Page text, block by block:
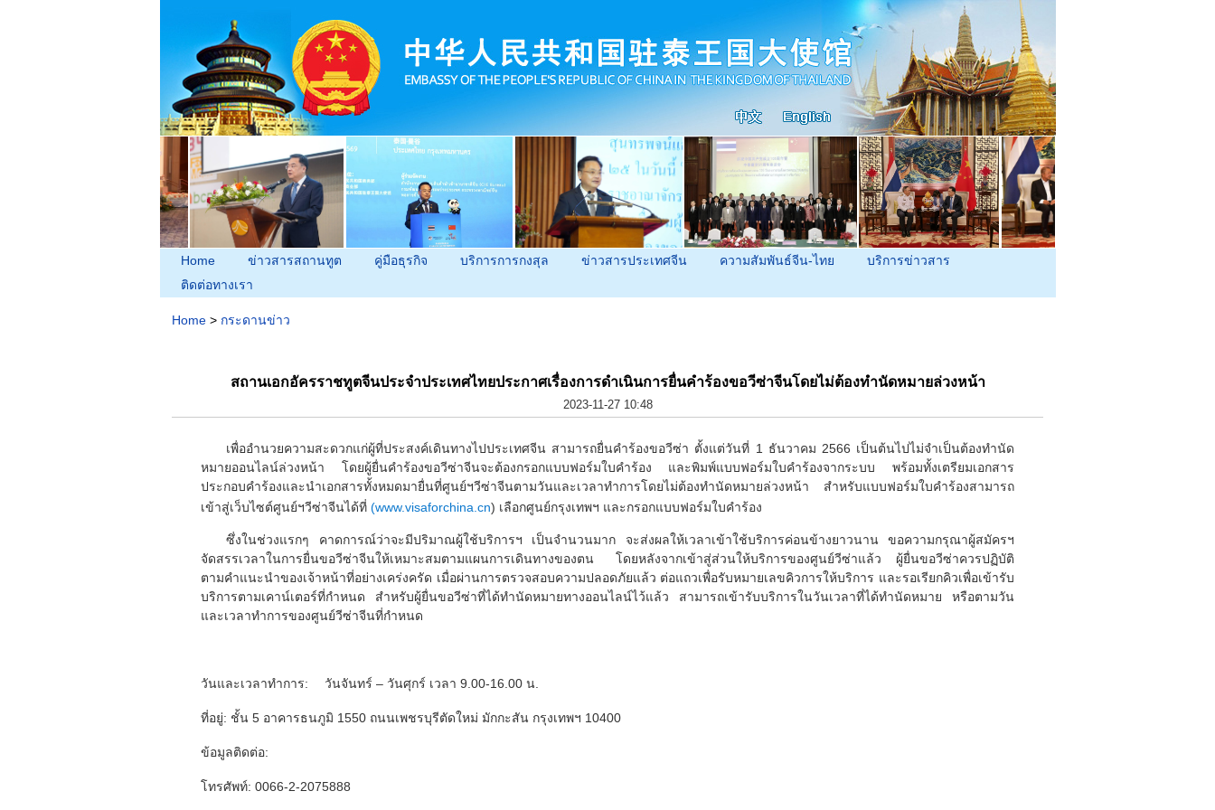
Home ข่าวสารสถานทูต คู่มือธุรกิจ บริการการกงสุล ข่าวสารประเทศจีน ความสัมพันธ์จีน-ไทย
บริการข่าวสาร
ติดต่อทางเรา
Home > กระดานข่าว
สถานเอกอัครราชทูตจีนประจำประเทศไทยประกาศเรื่องการดำเนินการยื่นคำร้องขอวีซ่าจีนโดยไม่ต้องทำนัดหมายล่วงหน้า
2023-11-27 10:48
เพื่ออำนวยความสะดวกแก่ผู้ที่ประสงค์เดินทางไปประเทศจีน สามารถยื่นคำร้องขอวีซ่า ตั้งแต่วันที่ 1 ธันวาคม 2566 เป็นต้นไปไม่จำเป็นต้องทำนัด
หมายออนไลน์ล่วงหน้า โดยผู้ยื่นคำร้องขอวีซ่าจีนจะต้องกรอกแบบฟอร์มใบคำร้อง และพิมพ์แบบฟอร์มใบคำร้องจากระบบ พร้อมทั้งเตรียมเอกสาร
ประกอบคำร้องและนำเอกสารทั้งหมดมายื่นที่ศูนย์ฯวีซ่าจีนตามวันและเวลาทำการโดยไม่ต้องทำนัดหมายล่วงหน้า สำหรับแบบฟอร์มใบคำร้องสามารถ
เข้าสู่เว็บไซต์ศูนย์ฯวีซ่าจีนได้ที่ (www.visaforchina.cn) เลือกศูนย์กรุงเทพฯ และกรอกแบบฟอร์มใบคำร้อง
ซึ่งในช่วงแรกๆ คาดการณ์ว่าจะมีปริมาณผู้ใช้บริการฯ เป็นจำนวนมาก จะส่งผลให้เวลาเข้าใช้บริการค่อนข้างยาวนาน ขอความกรุณาผู้สมัครฯ
จัดสรรเวลาในการยื่นขอวีซ่าจีนให้เหมาะสมตามแผนการเดินทางของตน โดยหลังจากเข้าสู่ส่วนให้บริการของศูนย์วีซ่าแล้ว ผู้ยื่นขอวีซ่าควรปฏิบัติ
ตามคำแนะนำของเจ้าหน้าที่อย่างเคร่งครัด เมื่อผ่านการตรวจสอบความปลอดภัยแล้ว ต่อแถวเพื่อรับหมายเลขคิวการให้บริการ และรอเรียกคิวเพื่อเข้ารับ
บริการตามเคาน์เตอร์ที่กำหนด สำหรับผู้ยื่นขอวีซ่าที่ได้ทำนัดหมายทางออนไลน์ไว้แล้ว สามารถเข้ารับบริการในวันเวลาที่ได้ทำนัดหมาย หรือตามวัน
และเวลาทำการของศูนย์วีซ่าจีนที่กำหนด
วันและเวลาทำการ: วันจันทร์ – วันศุกร์ เวลา 9.00-16.00 น.
ที่อยู่: ชั้น 5 อาคารธนภูมิ 1550 ถนนเพชรบุรีตัดใหม่ มักกะสัน กรุงเทพฯ 10400
ข้อมูลติดต่อ:
โทรศัพท์: 0066-2-2075888